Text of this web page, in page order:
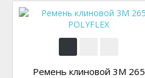
Ремень клиновой 3M 265